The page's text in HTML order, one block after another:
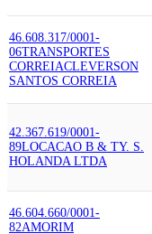
46.608.317/0001-
06TRANSPORTES
CORREIACLEVERSON
SANTOS CORREIA
42.367.619/0001-
89LOCACAO B & TY. S.
HOLANDA LTDA
46.604.660/0001-
82AMORIM